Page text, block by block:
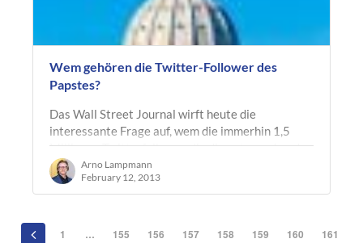
Wem gehören die Twitter-Follower des
Papstes?
Das Wall Street Journal wirft heute die
interessante Frage auf, wem die immerhin 1,5
Millionen Twitterfollower, die die entsprechenden
Meldungen des Papstes "abbonniert"…
Arno Lampmann
February 12, 2013
1 … 155 156 157 158 159 160
161